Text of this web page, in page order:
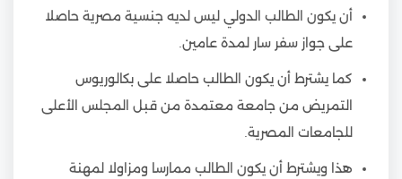
أن يكون الطالب الدولي ليس لديه جنسية مصرية حاصلا
على جواز سفر سار لمدة عامين.
كما يشترط أن يكون الطالب حاصلا على بكالوريوس
التمريض من جامعة معتمدة من قبل المجلس الأعلى
للجامعات المصرية.
هذا ويشترط أن يكون الطالب ممارسا ومزاولا لمهنة